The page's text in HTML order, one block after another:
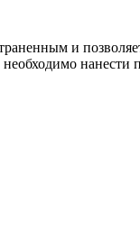
и
нанести